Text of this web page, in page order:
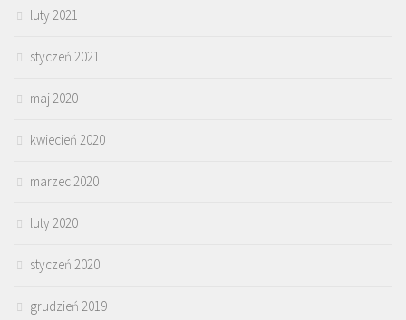
luty 2021
styczeń 2021
maj 2020
kwiecień 2020
marzec 2020
luty 2020
styczeń 2020
grudzień 2019